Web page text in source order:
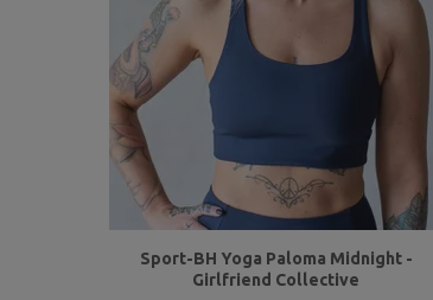
Sport-BH Yoga Paloma Midnight -
Girlfriend Collective